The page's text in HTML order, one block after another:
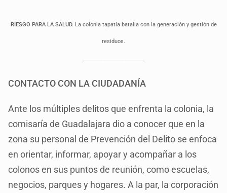
RIESGO PARA LA SALUD. La colonia tapatía batalla con la generación y gestión de
residuos.
CONTACTO CON LA CIUDADANÍA
Ante los múltiples delitos que enfrenta la colonia, la
comisaría de Guadalajara dio a conocer que en la
zona su personal de Prevención del Delito se enfoca
en orientar, informar, apoyar y acompañar a los
colonos en sus puntos de reunión, como escuelas,
negocios, parques y hogares. A la par, la corporación